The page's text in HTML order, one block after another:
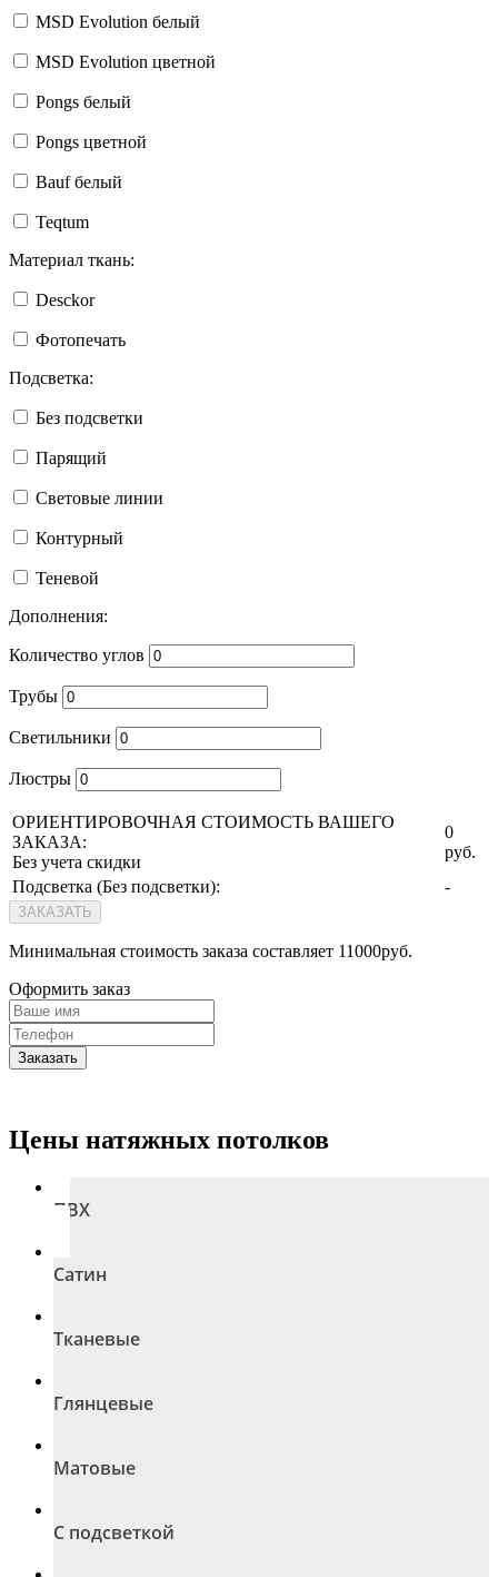
MSD Evolution белый
MSD Evolution цветной
Pongs белый
Pongs цветной
Bauf белый
Teqtum
Материал ткань:
Desckor
Фотопечать
Подсветка:
Без подсветки
Парящий
Световые линии
Контурный
Теневой
Дополнения:
Количество углов
Трубы
Светильники
Люстры
ОРИЕНТИРОВОЧНАЯ СТОИМОСТЬ ВАШЕГО
ЗАКАЗА:
Без учета скидки
0
руб.
Подсветка (Без подсветки): -
ЗАКАЗАТЬ
Минимальная стоимость заказа составляет 11000руб.
Оформить заказ
Заказать
Цены натяжных потолков
ПВХ
Сатин
Тканевые
Глянцевые
Матовые
С подсветкой